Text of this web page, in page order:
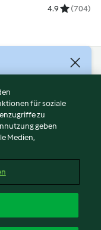
4.9 (704)
für soziale
zu
geben
Medien,